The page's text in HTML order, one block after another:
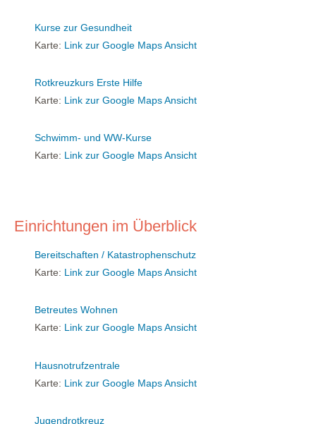
Kurse zur Gesundheit
Karte: Link zur Google Maps Ansicht
Rotkreuzkurs Erste Hilfe
Karte: Link zur Google Maps Ansicht
Schwimm- und WW-Kurse
Karte: Link zur Google Maps Ansicht
Einrichtungen im Überblick
Bereitschaften / Katastrophenschutz
Karte: Link zur Google Maps Ansicht
Betreutes Wohnen
Karte: Link zur Google Maps Ansicht
Hausnotrufzentrale
Karte: Link zur Google Maps Ansicht
Jugendrotkreuz